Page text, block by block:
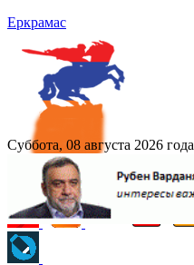
Еркрамас
Суббота, 08 августа 2026 года